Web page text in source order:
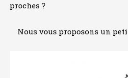
proches ?
Nous vous proposons un